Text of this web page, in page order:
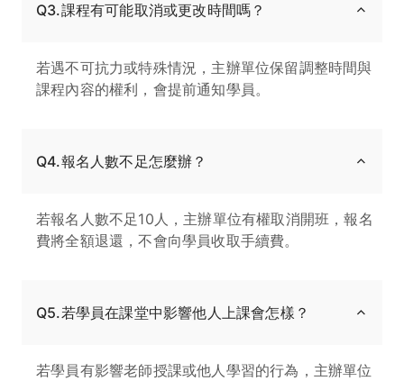
Q3.課程有可能取消或更改時間嗎？
若遇不可抗力或特殊情況，主辦單位保留調整時間與
課程內容的權利，會提前通知學員。
Q4.報名人數不足怎麼辦？
若報名人數不足10人，主辦單位有權取消開班，報名
費將全額退還，不會向學員收取手續費。
Q5.若學員在課堂中影響他人上課會怎樣？
若學員有影響老師授課或他人學習的行為，主辦單位